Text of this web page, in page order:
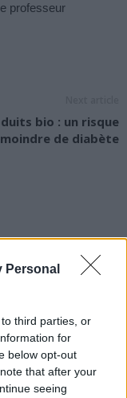
Personal
third parties, or
for
below opt-out
that after your
seeing
professeur
bio : un risque
moindre de diabète
AUTHOR